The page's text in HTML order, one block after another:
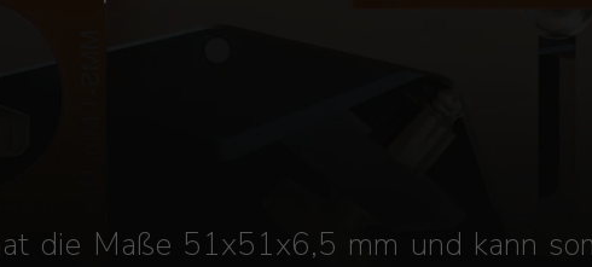
die Maße 51x51x6,5 mm und kann